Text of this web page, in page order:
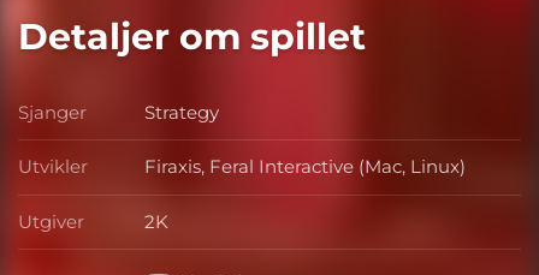
Detaljer om spillet
Sjanger Sjanger
Strategy
Utvikler Utvikler
Firaxis, Feral Interactive (Mac, Linux)
Utgiver Utgiver
2K